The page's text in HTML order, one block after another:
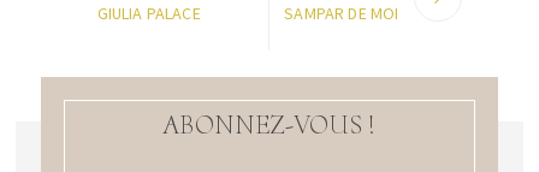
GIULIA PALACE
SAMPAR DE MOI
ABONNEZ-VOUS !